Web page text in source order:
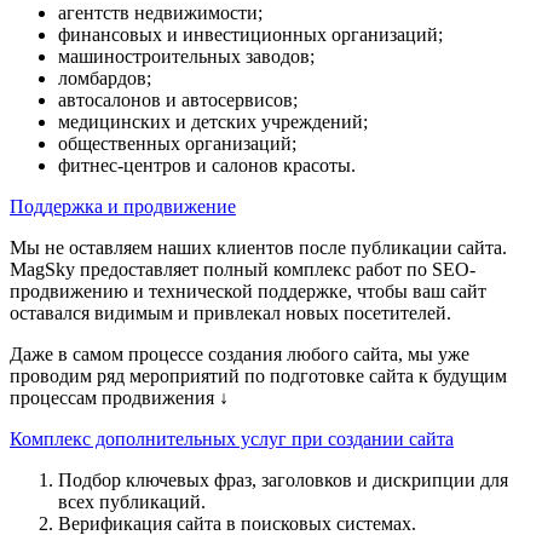
агентств недвижимости;
финансовых и инвестиционных организаций;
машиностроительных заводов;
ломбардов;
автосалонов и автосервисов;
медицинских и детских учреждений;
общественных организаций;
фитнес-центров и салонов красоты.
Поддержка и продвижение
Мы не оставляем наших клиентов после публикации сайта.
MagSky предоставляет полный комплекс работ по SEO-
продвижению и технической поддержке, чтобы ваш сайт
оставался видимым и привлекал новых посетителей.
Даже в самом процессе создания любого сайта, мы уже
проводим ряд мероприятий по подготовке сайта к будущим
процессам продвижения ↓
Комплекс дополнительных услуг при создании сайта
Подбор ключевых фраз, заголовков и дискрипции для
всех публикаций.
Верификация сайта в поисковых системах.